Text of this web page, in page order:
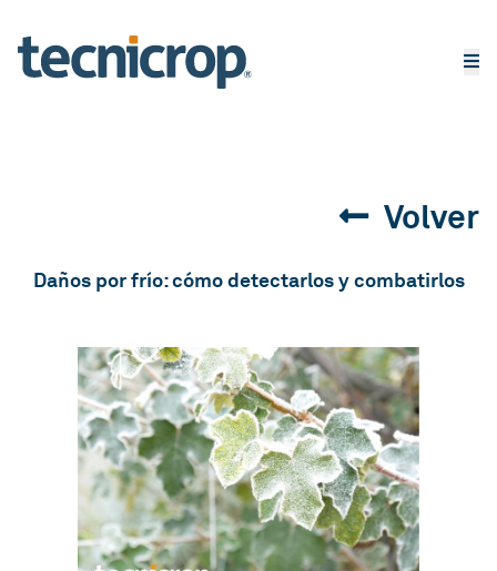
Daños por frío: cómo detectarlos y combatirlos
Volver